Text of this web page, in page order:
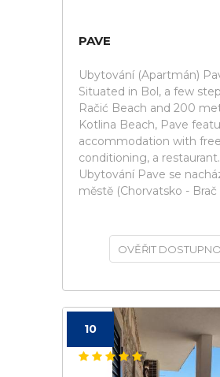
PAVE
Ubytování (Apartmán)
Situated in Bol, a few
Račić Beach and 200
Kotlina Beach, Pave
accommodation with
conditioning, a
Ubytování Pave se
městě (Chorvatsko - Brač
OVĚŘIT
10